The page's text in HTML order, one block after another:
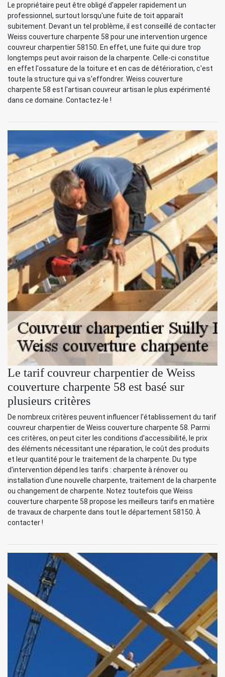
Le propriétaire peut être obligé d'appeler rapidement un
professionnel, surtout lorsqu'une fuite de toit apparaît
subitement. Devant un tel problème, il est conseillé de contacter
Weiss couverture charpente 58 pour une intervention urgence
couvreur charpentier 58150. En effet, une fuite qui dure trop
longtemps peut avoir raison de la charpente. Celle-ci constitue
en effet l'ossature de la toiture et en cas de détérioration, c'est
toute la structure qui va s'effondrer. Weiss couverture
charpente 58 est l'artisan couvreur artisan le plus expérimenté
dans ce domaine. Contactez-le !
Le tarif couvreur charpentier de Weiss
couverture charpente 58 est basé sur
plusieurs critères
De nombreux critères peuvent influencer l'établissement du tarif
couvreur charpentier de Weiss couverture charpente 58. Parmi
ces critères, on peut citer les conditions d'accessibilité, le prix
des éléments nécessitant une réparation, le coût des produits
et leur quantité pour le traitement de la charpente. Du type
d'intervention dépend les tarifs : charpente à rénover ou
installation d'une nouvelle charpente, traitement de la charpente
ou changement de charpente. Notez toutefois que Weiss
couverture charpente 58 propose les meilleurs tarifs en matière
de travaux de charpente dans tout le département 58150. À
contacter !